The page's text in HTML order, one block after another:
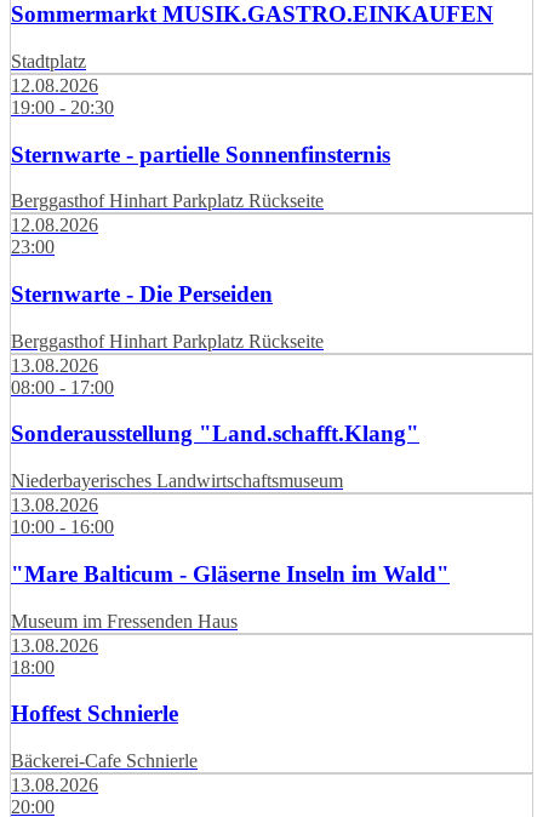
Sommermarkt MUSIK.GASTRO.EINKAUFEN
Stadtplatz
12.08.2026
19:00 - 20:30
Sternwarte - partielle Sonnenfinsternis
Berggasthof Hinhart Parkplatz Rückseite
12.08.2026
23:00
Sternwarte - Die Perseiden
Berggasthof Hinhart Parkplatz Rückseite
13.08.2026
08:00 - 17:00
Sonderausstellung "Land.schafft.Klang"
Niederbayerisches Landwirtschaftsmuseum
13.08.2026
10:00 - 16:00
"Mare Balticum - Gläserne Inseln im Wald"
Museum im Fressenden Haus
13.08.2026
18:00
Hoffest Schnierle
Bäckerei-Cafe Schnierle
13.08.2026
20:00